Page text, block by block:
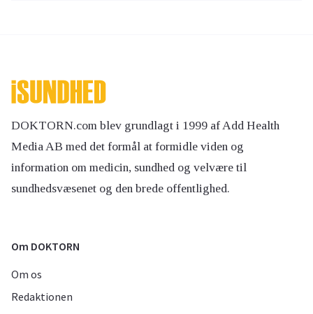
DOKTORN.com blev grundlagt i 1999 af Add Health
Media AB med det formål at formidle viden og
information om medicin, sundhed og velvære til
sundhedsvæsenet og den brede offentlighed.
Om DOKTORN
Om os
Redaktionen